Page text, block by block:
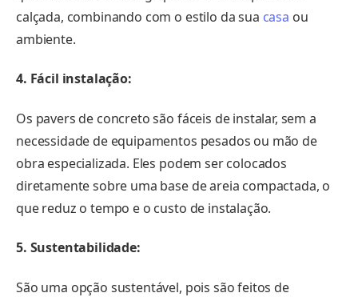
calçada, combinando com o estilo da sua casa ou
ambiente.
4. Fácil instalação:
Os pavers de concreto são fáceis de instalar, sem a
necessidade de equipamentos pesados ​​ou mão de
obra especializada. Eles podem ser colocados
diretamente sobre uma base de areia compactada, o
que reduz o tempo e o custo de instalação.
5. Sustentabilidade:
São uma opção sustentável, pois são feitos de